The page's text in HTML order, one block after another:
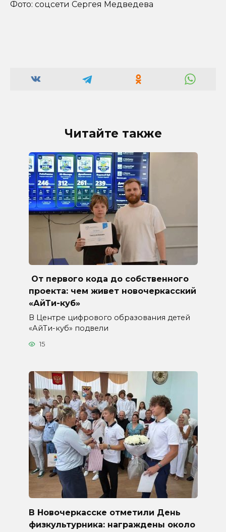
Фото: соцсети Сергея Медведева
Читайте также
От первого кода до собственного
проекта: чем живет новочеркасский
«АйТи-куб»
В Центре цифрового образования детей
«АйТи-куб» подвели
15
В Новочеркасске отметили День
физкультурника: награждены около